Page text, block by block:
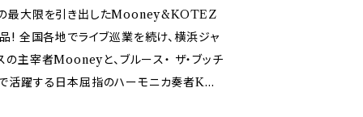
最大限を引き出したMooney&KOTEZ
、横浜ジャ
の主宰者Mooneyと、ブルース・ ザ・ブッチ
活躍する日本屈指のハーモニカ奏者KO